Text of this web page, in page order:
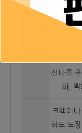
건
저황변
명 또는
실내 조
신나를
하, 백
크랙이
하도 도